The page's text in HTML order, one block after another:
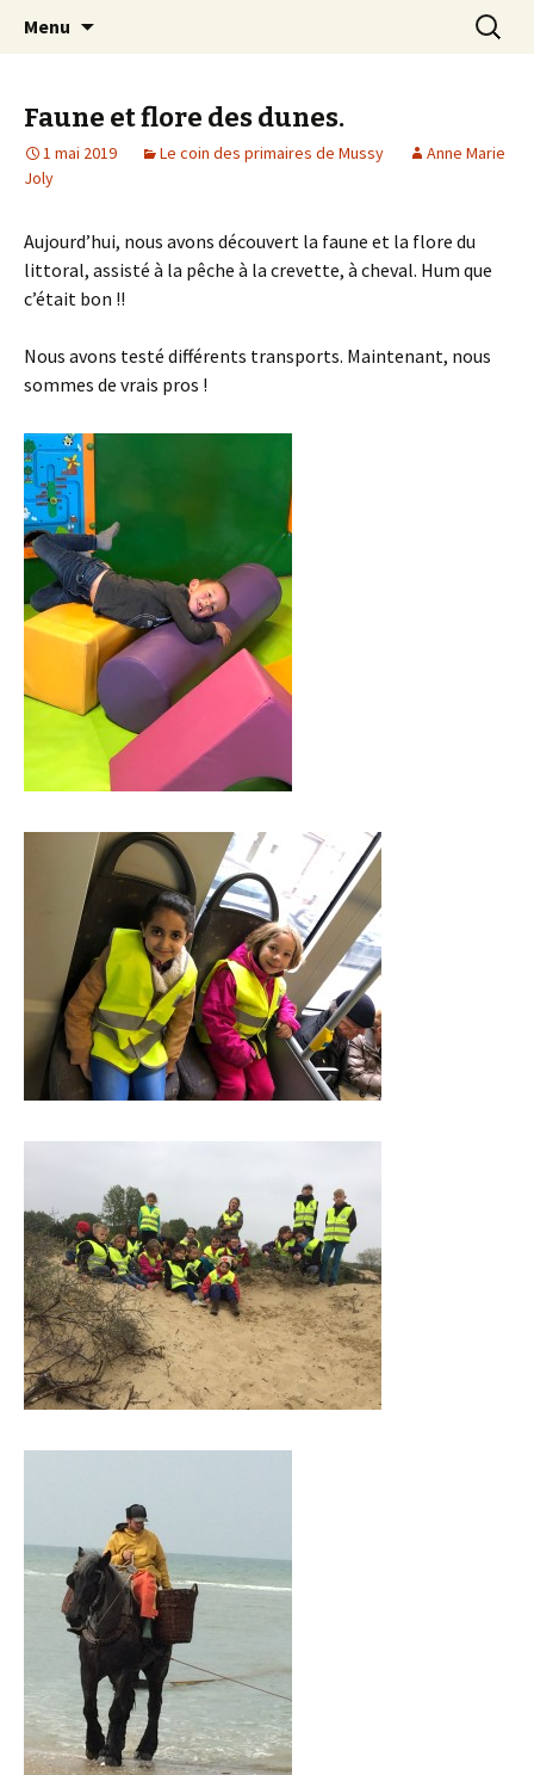
Ecole Libre Saint-Pierre de
Mussy-la-Ville & Signeulx
Mussy-La-ville & Signeulx
Menu
Faune et flore des dunes.
1 mai 2019 Le coin des primaires de Mussy
Anne Marie
Joly
Aujourd’hui, nous avons découvert la faune et la flore du
littoral, assisté à la pêche à la crevette, à cheval. Hum que
c’était bon !!
Nous avons testé différents transports. Maintenant, nous
sommes de vrais pros !